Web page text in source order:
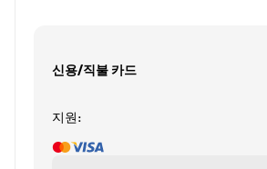
신용/직불 카드
지원: